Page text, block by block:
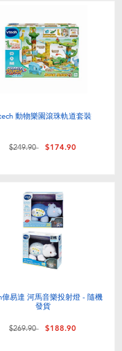
動物樂園滾珠軌道套裝
價格從
$249.90至$174.90
偉易達 河馬音樂投射燈 - 隨機
發貨
價格從
$269.90至$188.90